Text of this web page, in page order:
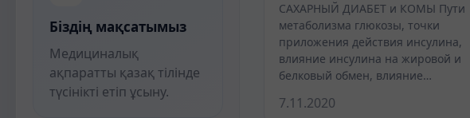
Біздің мақсатымыз
Медициналық
ақпаратты қазақ тілінде
түсінікті етіп ұсыну.
САХАРНЫЙ ДИАБЕТ и КОМЫ Пути
метаболизма глюкозы, точки
приложения действия инсулина,
влияние инсулина на жировой и
белковый обмен, влияние…
7.11.2020